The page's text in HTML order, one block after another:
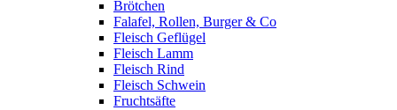
Brötchen
Falafel, Rollen, Burger & Co
Fleisch Geflügel
Fleisch Lamm
Fleisch Rind
Fleisch Schwein
Fruchtsäfte